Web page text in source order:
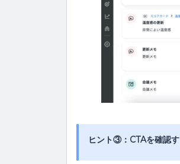
ヒント③：CTAを確認